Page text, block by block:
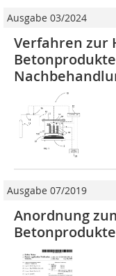
Ausgabe 03/2024
Verfahren zur
Ausgabe 07/2019
Anordnung